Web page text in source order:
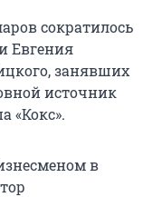
сократилось
Евгения
занявших
источник
«Кокс».
в